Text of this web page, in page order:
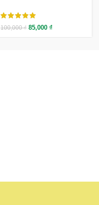
100,000₫ 85,000 ₫